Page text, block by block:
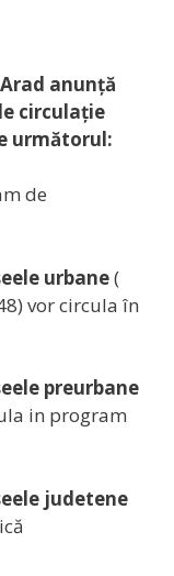
anunţă
circulaţie
următorul:
de
urbane(
vor circula în
preurbane
in program
judetene